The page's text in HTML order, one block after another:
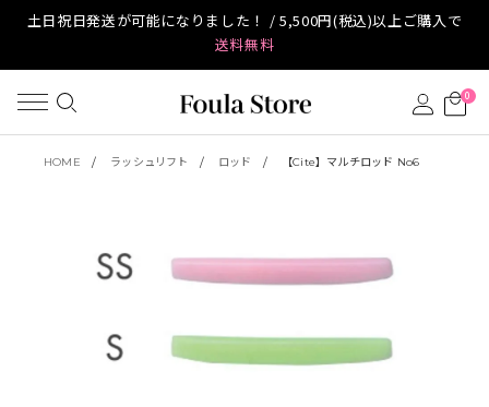
土日祝日発送が可能になりました！ / 5,500円(税込)以上ご購入で
送料無料
0
HOME ラッシュリフト ロッド 【Cite】マルチロッド No6